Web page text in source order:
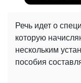
Речь идет о
которую
нескольким
пособия